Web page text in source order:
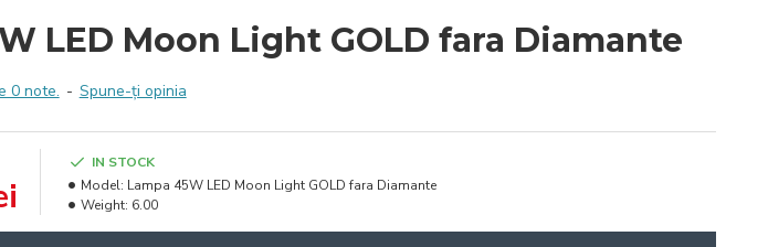
LED Moon Light GOLD fara Diamante
0 note. - Spune-ţi opinia
IN STOCK
Model: Lampa 45W LED Moon Light GOLD fara Diamante
Weight: 6.00